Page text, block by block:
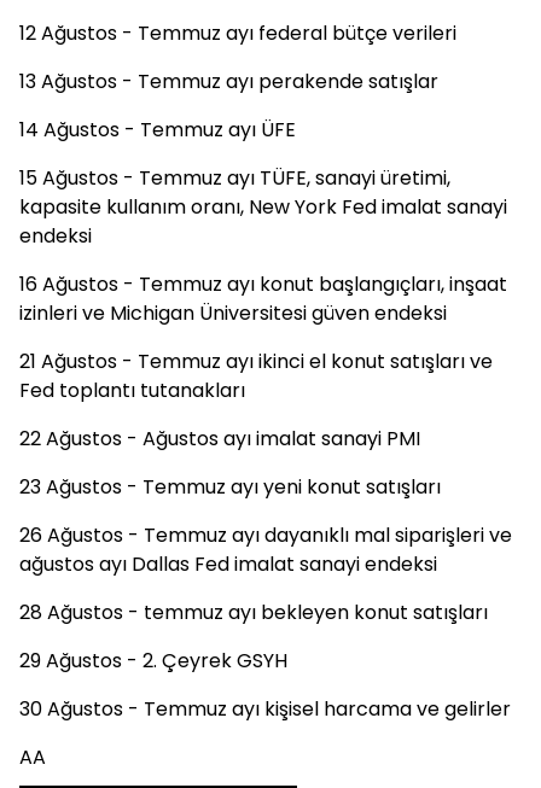
12 Ağustos - Temmuz ayı federal bütçe verileri
13 Ağustos - Temmuz ayı perakende satışlar
14 Ağustos - Temmuz ayı ÜFE
15 Ağustos - Temmuz ayı TÜFE, sanayi üretimi,
kapasite kullanım oranı, New York Fed imalat sanayi
endeksi
16 Ağustos - Temmuz ayı konut başlangıçları, inşaat
izinleri ve Michigan Üniversitesi güven endeksi
21 Ağustos - Temmuz ayı ikinci el konut satışları ve
Fed toplantı tutanakları
22 Ağustos - Ağustos ayı imalat sanayi PMI
23 Ağustos - Temmuz ayı yeni konut satışları
26 Ağustos - Temmuz ayı dayanıklı mal siparişleri ve
ağustos ayı Dallas Fed imalat sanayi endeksi
28 Ağustos - temmuz ayı bekleyen konut satışları
29 Ağustos - 2. Çeyrek GSYH
30 Ağustos - Temmuz ayı kişisel harcama ve gelirler
AA